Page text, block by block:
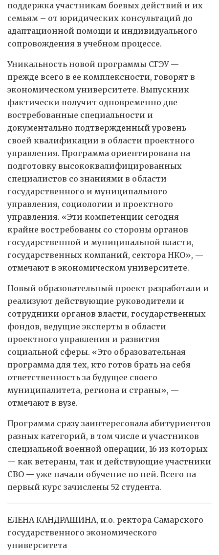
поддержка участникам боевых действий и их
семьям – от юридических консультаций до
адаптационной помощи и индивидуального
сопровождения в учебном процессе.
Уникальность новой программы СГЭУ —
прежде всего в ее комплексности, говорят в
экономическом университете. Выпускник
фактически получит одновременно две
востребованные специальности и
документально подтвержденный уровень
своей квалификации в области проектного
управления. Программа ориентирована на
подготовку высококвалифицированных
специалистов со знаниями в области
государственного и муниципального
управления, социологии и проектного
управления. «Эти компетенции сегодня
крайне востребованы со стороны органов
государственной и муниципальной власти,
государственных компаний, сектора НКО», —
отмечают в экономическом университете.
Новый образовательный проект разработали и
реализуют действующие руководители и
сотрудники органов власти, государственных
фондов, ведущие эксперты в области
проектного управления и развития
социальной сферы. «Это образовательная
программа для тех, кто готов брать на себя
ответственность за будущее своего
муниципалитета, региона и страны», —
отмечают в вузе.
Программа сразу заинтересовала абитуриентов
разных категорий, в том числе и участников
специальной военной операции, 16 из которых
— как ветераны, так и действующие участники
СВО — уже начали обучение по ней. Всего на
первый курс зачислены 52 студента.
ЕЛЕНА КАНДРАШИНА, и.о. ректора Самарского
государственного экономического
университета